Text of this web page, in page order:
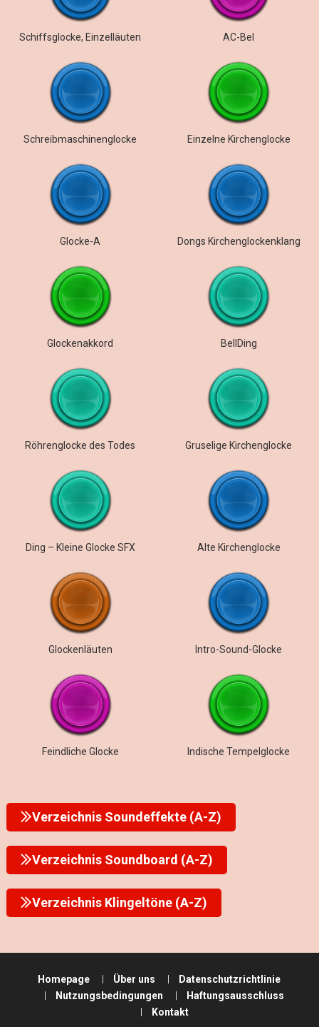
Schiffsglocke, Einzelläuten AC-Bel
Schreibmaschinenglocke Einzelne Kirchenglocke
Glocke-A Dongs Kirchenglockenklang
Glockenakkord BellDing
Röhrenglocke des Todes Gruselige Kirchenglocke
Ding – Kleine Glocke SFX Alte Kirchenglocke
Glockenläuten Intro-Sound-Glocke
Feindliche Glocke Indische Tempelglocke
Verzeichnis Soundeffekte (A-Z)
Verzeichnis Soundboard (A-Z)
Verzeichnis Klingeltöne (A-Z)
Homepage Über uns
Datenschutzrichtlinie
Nutzungsbedingungen
Haftungsausschluss
Kontakt